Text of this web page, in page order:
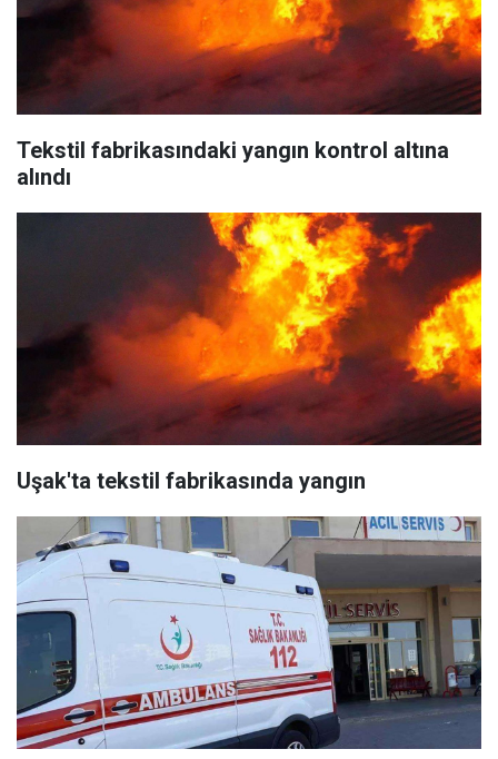
Tekstil fabrikasındaki yangın kontrol altına
alındı
Uşak'ta tekstil fabrikasında yangın